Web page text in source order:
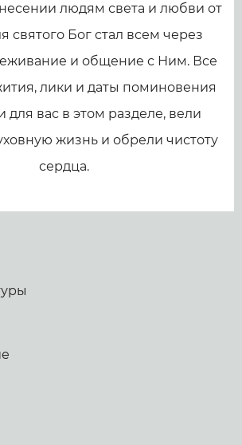
людям света и любви от
святого Бог стал всем через
и общение с Ним. Все
лики и даты поминовения
для вас в этом разделе, вели
жизнь и обрели чистоту
сердца.